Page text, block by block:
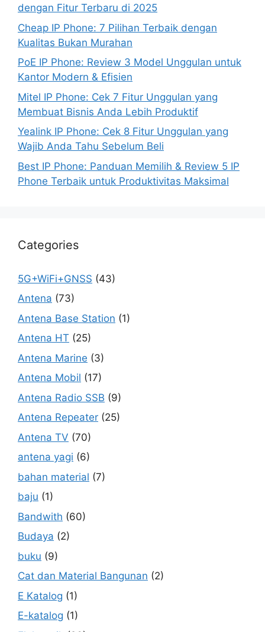
dengan Fitur Terbaru di 2025
Cheap IP Phone: 7 Pilihan Terbaik dengan
Kualitas Bukan Murahan
PoE IP Phone: Review 3 Model Unggulan untuk
Kantor Modern & Efisien
Mitel IP Phone: Cek 7 Fitur Unggulan yang
Membuat Bisnis Anda Lebih Produktif
Yealink IP Phone: Cek 8 Fitur Unggulan yang
Wajib Anda Tahu Sebelum Beli
Best IP Phone: Panduan Memilih & Review 5 IP
Phone Terbaik untuk Produktivitas Maksimal
Categories
5G+WiFi+GNSS (43)
Antena (73)
Antena Base Station (1)
Antena HT (25)
Antena Marine (3)
Antena Mobil (17)
Antena Radio SSB (9)
Antena Repeater (25)
Antena TV (70)
antena yagi (6)
bahan material (7)
baju (1)
Bandwith (60)
Budaya (2)
buku (9)
Cat dan Material Bangunan (2)
E Katalog (1)
E-katalog (1)